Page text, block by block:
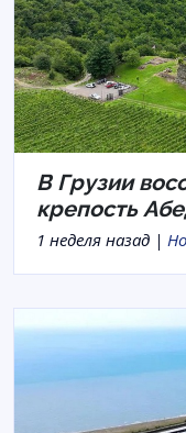
В Грузии
крепость
1 неделя назад |